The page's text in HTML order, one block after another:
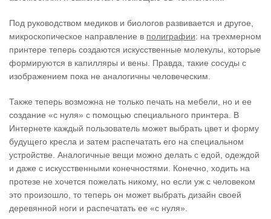
Под руководством медиков и биологов развивается и другое,
микроскопическое направление в полиграфии: на трехмерном
принтере теперь создаются искусственные молекулы, которые
формируются в капилляры и вены. Правда, такие сосуды с
изображением пока не аналогичны человеческим.
Также теперь возможна не только печать на мебели, но и ее
создание «с нуля» с помощью специального принтера. В
Интернете каждый пользователь может выбрать цвет и форму
будущего кресла и затем распечатать его на специальном
устройстве. Аналогичные вещи можно делать с едой, одеждой
и даже с искусственными конечностями. Конечно, ходить на
протезе не хочется пожелать никому, но если уж с человеком
это произошло, то теперь он может выбрать дизайн своей
деревянной ноги и распечатать ее «с нуля».